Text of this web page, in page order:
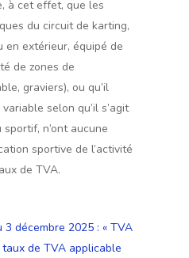
à cet effet, que les
du circuit de karting,
en extérieur, équipé de
de zones de
graviers), ou qu’il
selon qu’il s’agit
n’ont aucune
sportive de l’activité
de TVA.
décembre 2025 : « TVA
de TVA applicable